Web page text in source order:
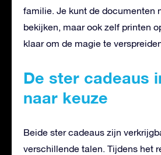
familie. Je kunt de documenten
bekijken, maar ook zelf printen
klaar om de magie te
De ster cadeaus
naar keuze
Beide ster cadeaus zijn
verschillende talen. Tijdens het